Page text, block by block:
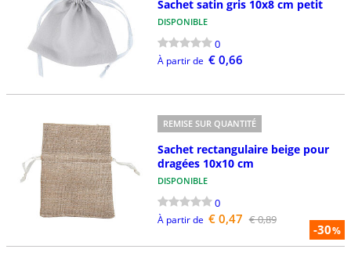
Sachet satin gris 10x8 cm petit
DISPONIBLE
0
À partir de € 0,66
-30%
REMISE SUR QUANTITÉ
Sachet rectangulaire beige pour
dragées 10x10 cm
DISPONIBLE
0
À partir de € 0,47 € 0,89